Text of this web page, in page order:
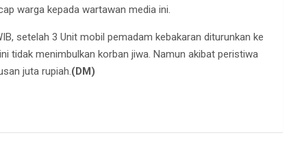
warga kepada wartawan media ini.
setelah 3 Unit mobil pemadam kebakaran diturunkan ke
tidak menimbulkan korban jiwa. Namun akibat peristiwa
juta rupiah.(DM)